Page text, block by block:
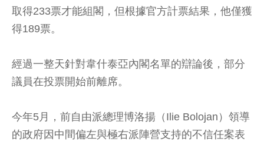
取得233票才能組閣，但根據官方計票結果，他僅獲
得189票。
經過一整天針對韋什泰亞內閣名單的辯論後，部分
議員在投票開始前離席。
今年5月，前自由派總理博洛揚（Ilie Bolojan）領導
的政府因中間偏左與極右派陣營支持的不信任案表